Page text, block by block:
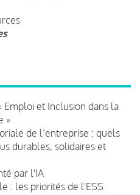
Emploi et Inclusion dans la
»
de l’entreprise : quels
durables, solidaires et
par l'IA
: les priorités de l'ESS